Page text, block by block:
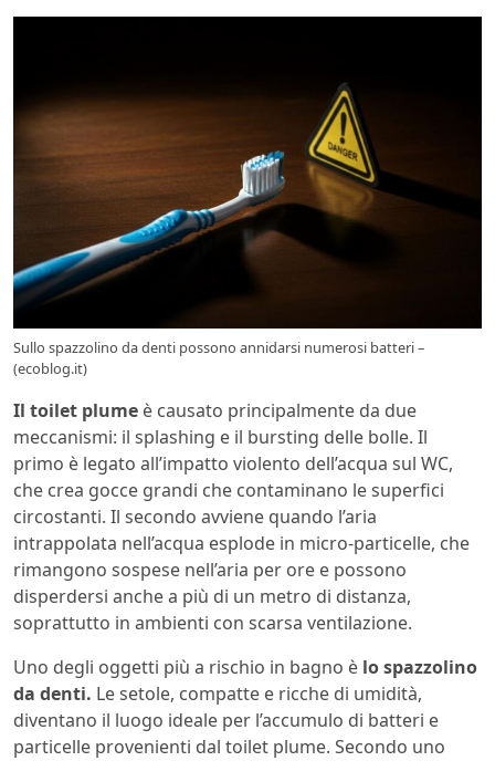
Sullo spazzolino da denti possono annidarsi numerosi batteri –
(ecoblog.it)
Il toilet plume è causato principalmente da due
meccanismi: il splashing e il bursting delle bolle. Il
primo è legato all’impatto violento dell’acqua sul WC,
che crea gocce grandi che contaminano le superfici
circostanti. Il secondo avviene quando l’aria
intrappolata nell’acqua esplode in micro-particelle, che
rimangono sospese nell’aria per ore e possono
disperdersi anche a più di un metro di distanza,
soprattutto in ambienti con scarsa ventilazione.
Uno degli oggetti più a rischio in bagno è lo spazzolino
da denti. Le setole, compatte e ricche di umidità,
diventano il luogo ideale per l’accumulo di batteri e
particelle provenienti dal toilet plume. Secondo uno